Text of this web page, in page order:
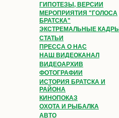
ГИПОТЕЗЫ, ВЕРСИИ
МЕРОПРИЯТИЯ "ГОЛОСА
БРАТСКА"
ЭКСТРЕМАЛЬНЫЕ КАДРЫ
СТАТЬИ
ПРЕССА О НАС
НАШ ВИДЕОКАНАЛ
ВИДЕОАРХИВ
ФОТОГРАФИИ
ИСТОРИЯ БРАТСКА И
РАЙОНА
КИНОПОКАЗ
ОХОТА И РЫБАЛКА
АВТО